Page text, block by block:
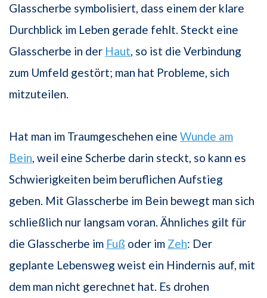
Glasscherbe symbolisiert, dass einem der klare
Durchblick im Leben gerade fehlt. Steckt eine
Glasscherbe in der Haut , so ist die Verbindung
zum Umfeld gestört; man hat Probleme, sich
mitzuteilen.
Hat man im Traumgeschehen eine Wunde am
Bein , weil eine Scherbe darin steckt, so kann es
Schwierigkeiten beim beruflichen Aufstieg
geben. Mit Glasscherbe im Bein bewegt man sich
schließlich nur langsam voran. Ähnliches gilt für
die Glasscherbe im Fuß oder im Zeh: Der
geplante Lebensweg weist ein Hindernis auf, mit
dem man nicht gerechnet hat. Es drohen